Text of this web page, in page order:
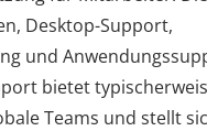
Desktop-Support,
und
bietet
Teams und stellt